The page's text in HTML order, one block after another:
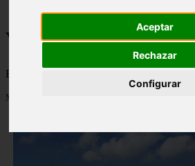
Aceptar
Rechazar
Configurar
Viajes a la
Blog sobre la Patagonia en particular y
Mostrando 1 - 24 de 477 artículos